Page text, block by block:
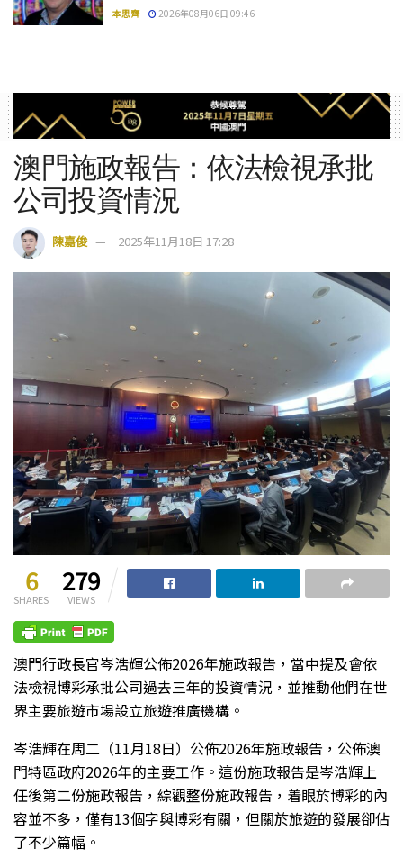
本思齊 2026年08月06日 09:46
澳門施政報告：依法檢視承批
公司投資情況
陳嘉俊 2025年11月18日 17:28
6
SHARES
279
VIEWS
澳門行政長官岑浩輝公佈2026年施政報告，當中提及會依
法檢視博彩承批公司過去三年的投資情況，並推動他們在世
界主要旅遊市場設立旅遊推廣機構。
岑浩輝在周二（11月18日）公佈2026年施政報告，公佈澳
門特區政府2026年的主要工作。這份施政報告是岑浩輝上
任後第二份施政報告，綜觀整份施政報告，着眼於博彩的內
容並不多，僅有13個字與博彩有關，但關於旅遊的發展卻佔
了不少篇幅。